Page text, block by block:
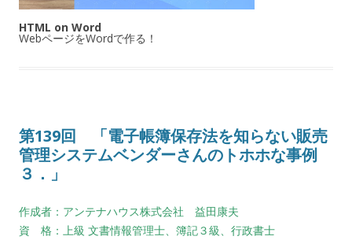
HTML on Word
WebページをWordで作る！
第139回 「電子帳簿保存法を知らない販売
管理システムベンダーさんのトホホな事例
３．」
作成者：アンテナハウス株式会社 益田康夫
資 格：上級 文書情報管理士、簿記３級、行政書士